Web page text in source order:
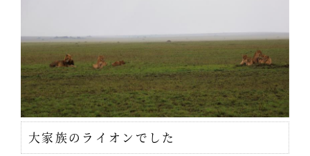
大家族のライオンでした